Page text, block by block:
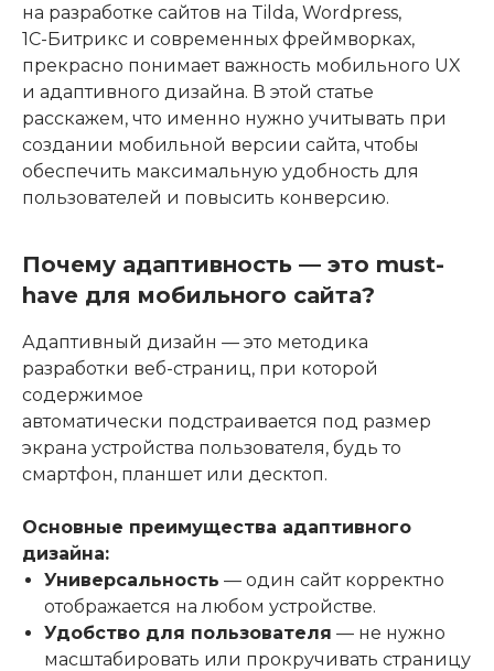
на разработке сайтов на Tilda, Wordpress,
1С-Битрикс и современных фреймворках,
прекрасно понимает важность мобильного UX
и адаптивного дизайна. В этой статье
расскажем, что именно нужно учитывать при
создании мобильной версии сайта, чтобы
обеспечить максимальную удобность для
пользователей и повысить конверсию.
Почему адаптивность — это must-
have для мобильного сайта?
Адаптивный дизайн — это методика
разработки веб-страниц, при которой
содержимое
автоматически подстраивается под размер
экрана устройства пользователя, будь то
смартфон, планшет или десктоп.
Основные преимущества адаптивного
дизайна:
Универсальность — один сайт корректно
отображается на любом устройстве.
Удобство для пользователя — не нужно
масштабировать или прокручивать страницу